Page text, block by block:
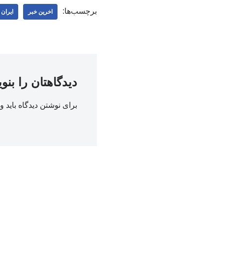
برچسب‌ها: اخرین خبر
دیدگاهتان را
برای نوشتن دیدگاه باید